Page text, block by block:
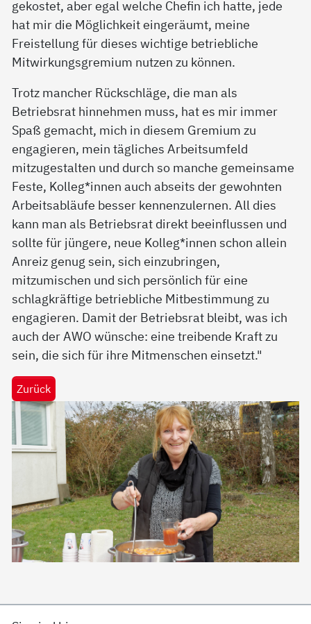
gekostet, aber egal welche Chefin ich hatte, jede
hat mir die Möglichkeit eingeräumt, meine
Freistellung für dieses wichtige betriebliche
Mitwirkungsgremium nutzen zu können.
Trotz mancher Rückschläge, die man als
Betriebsrat hinnehmen muss, hat es mir immer
Spaß gemacht, mich in diesem Gremium zu
engagieren, mein tägliches Arbeitsumfeld
mitzugestalten und durch so manche gemeinsame
Feste, Kolleg*innen auch abseits der gewohnten
Arbeitsabläufe besser kennenzulernen. All dies
kann man als Betriebsrat direkt beeinflussen und
sollte für jüngere, neue Kolleg*innen schon allein
Anreiz genug sein, sich einzubringen,
mitzumischen und sich persönlich für eine
schlagkräftige betriebliche Mitbestimmung zu
engagieren. Damit der Betriebsrat bleibt, was ich
auch der AWO wünsche: eine treibende Kraft zu
sein, die sich für ihre Mitmenschen einsetzt."
Zurück